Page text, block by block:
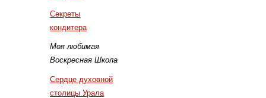
Секреты
кондитера
Моя любимая
Воскресная Школа
Сердце духовной
столицы Урала